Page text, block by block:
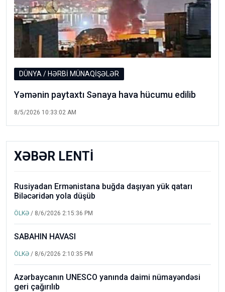
DÜNYA / HƏRBİ MÜNAQİŞƏLƏR
Yəmənin paytaxtı Sənaya hava hücumu edilib
8/5/2026 10:33:02 AM
XƏBƏR LENTİ
Rusiyadan Ermənistana buğda daşıyan yük qatarı
Biləcəridən yola düşüb
ÖLKƏ / 8/6/2026 2:15:36 PM
SABAHIN HAVASI
ÖLKƏ / 8/6/2026 2:10:35 PM
Azərbaycanın UNESCO yanında daimi nümayəndəsi
geri çağırılıb